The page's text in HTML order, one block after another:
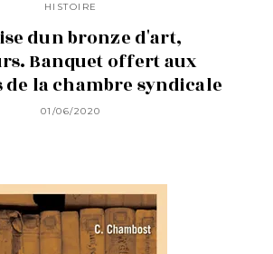
HISTOIRE
dun bronze d'art,
Banquet offert aux
de la chambre syndicale
01/06/2020